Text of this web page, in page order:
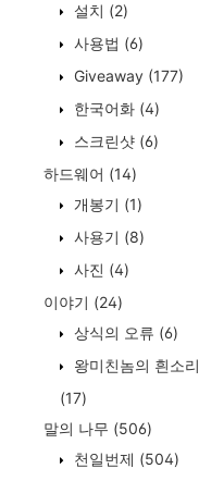
설치 (2)
사용법 (6)
Giveaway (177)
한국어화 (4)
스크린샷 (6)
하드웨어 (14)
개봉기 (1)
사용기 (8)
사진 (4)
이야기 (24)
상식의 오류 (6)
왕미친놈의 흰소리
(17)
말의 나무 (506)
천일번제 (504)